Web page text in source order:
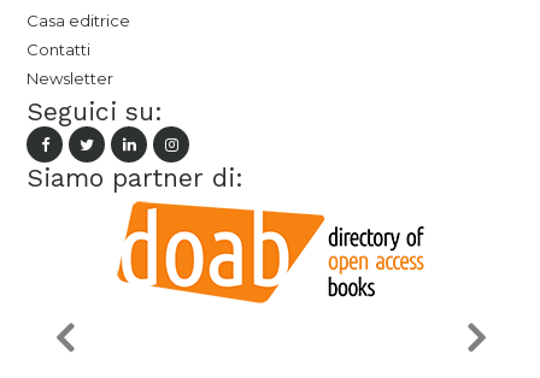
Casa editrice
Contatti
Newsletter
Seguici su:
Siamo partner di: